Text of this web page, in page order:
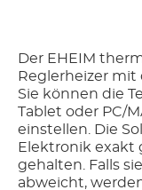
Der EHEIM
Reglerheizer mit
Sie können die
Tablet oder PC/
einstellen. Die
Elektronik exakt
gehalten. Falls
abweicht,